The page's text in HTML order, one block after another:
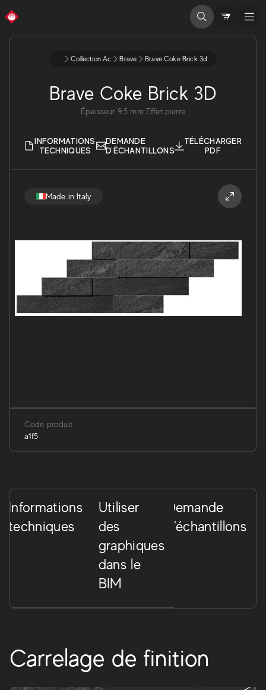
Made in Italy
... Collection Ac Brave Brave Coke Brick 3d
Brave Coke Brick 3D
Épaisseur 9.5 mm Effet pierre
INFORMATIONS
TECHNIQUES
DEMANDE
D'ÉCHANTILLONS
TÉLÉCHARGER
PDF
Code produit
a1f5
Informations
techniques
Utiliser
des
graphiques
dans le
BIM
Demande
d'échantillons
Carrelage de finition